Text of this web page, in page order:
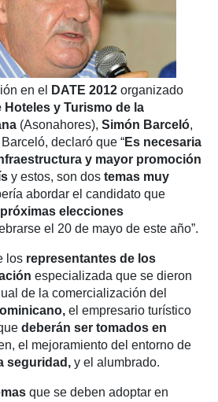
en el DATE 2012 organizado
y Turismo de la
(Asonahores), Simón Barceló,
declaró que “Es necesaria
y mayor promoción
y estos, son dos temas muy
abordar el candidato que
próximas elecciones
el 20 de mayo de este año”.
los representantes de los
especializada que se dieron
de la comercialización del
el empresario turístico
deberán ser tomados en
el mejoramiento del entorno de
seguridad, y el alumbrado.
que se deben adoptar en